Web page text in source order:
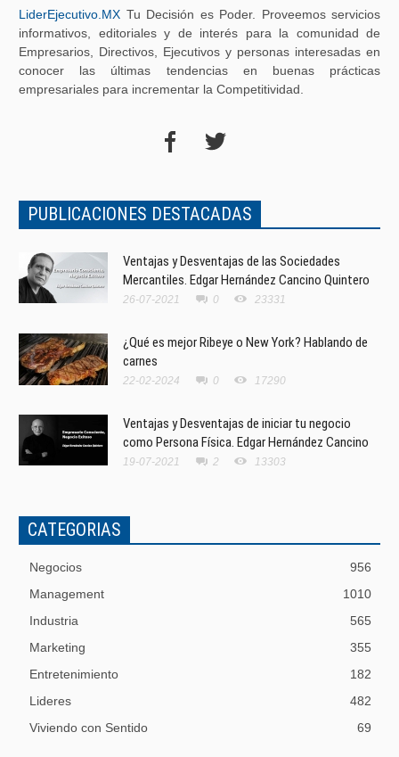
LiderEjecutivo.MX Tu Decisión es Poder. Proveemos servicios
informativos, editoriales y de interés para la comunidad de
Empresarios, Directivos, Ejecutivos y personas interesadas en
conocer las últimas tendencias en buenas prácticas
empresariales para incrementar la Competitividad.
PUBLICACIONES DESTACADAS
Ventajas y Desventajas de las Sociedades
Mercantiles. Edgar Hernández Cancino Quintero
26-07-2021 0 23331
¿Qué es mejor Ribeye o New York? Hablando de
carnes
22-02-2024 0 17290
Ventajas y Desventajas de iniciar tu negocio
como Persona Física. Edgar Hernández Cancino
19-07-2021 2 13303
CATEGORIAS
Negocios
956
Management
1010
Industria
565
Marketing
355
Entretenimiento
182
Lideres
482
Viviendo con Sentido
69